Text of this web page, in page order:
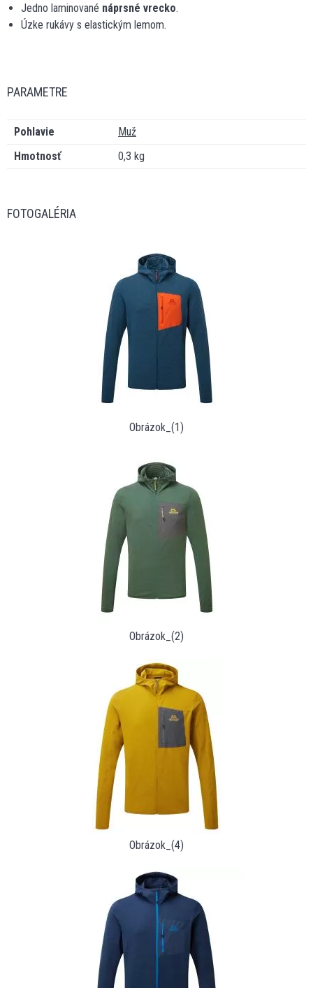
Jedno laminované náprsné vrecko.
Úzke rukávy s elastickým lemom.
PARAMETRE
Pohlavie
Muž
Hmotnosť
0,3 kg
FOTOGALÉRIA
Obrázok_(1)
Obrázok_(2)
Obrázok_(4)